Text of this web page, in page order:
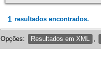
1 resultados encontrados.
Opções: Resultados em XML